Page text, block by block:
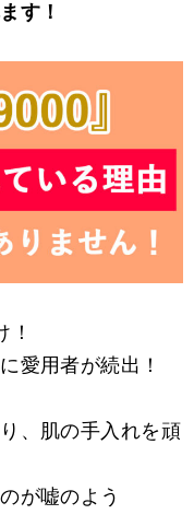
す！
！
愛用者が続出！
、肌の手入れを頑
が嘘のよう